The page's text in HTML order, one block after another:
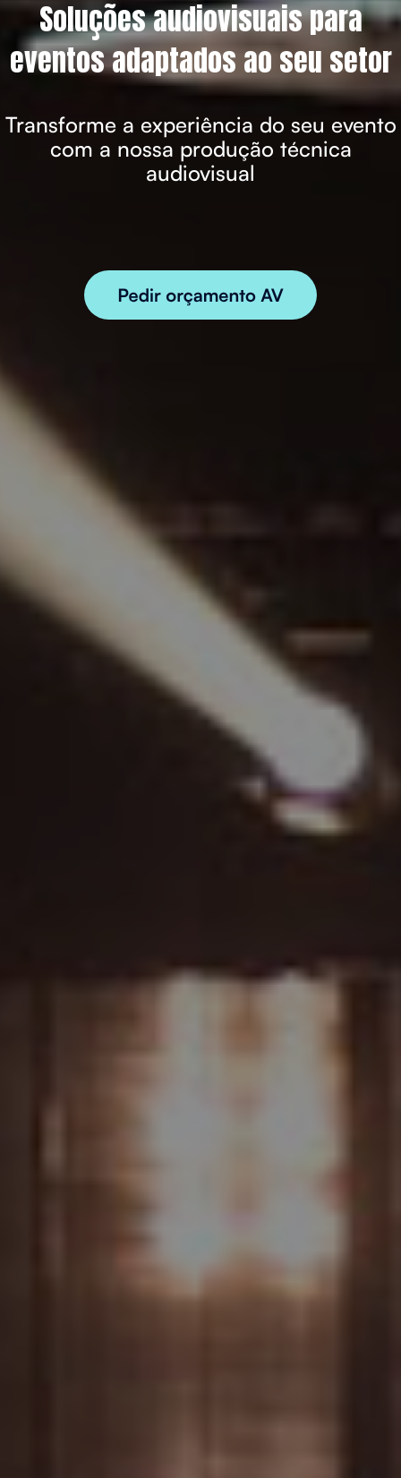
Soluções audiovisuais para
eventos adaptados ao seu setor
Transforme a experiência do seu evento
com a nossa produção técnica
audiovisual